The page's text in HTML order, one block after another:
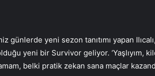
günlerde yeni sezon tanıtımı yapan
yeni bir Survivor geliyor. ‘Yaşlıyım,
belki pratik zekan sana maçlar